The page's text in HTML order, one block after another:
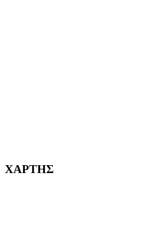
ΧΑΡΤΗΣ